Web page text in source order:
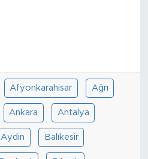
Afyonkarahisar Ağrı
Ankara Antalya
Aydın Balıkesir